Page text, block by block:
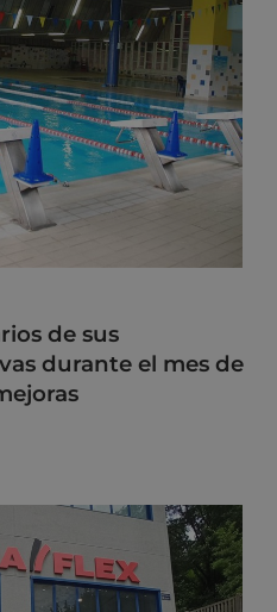
de sus
durante el mes de